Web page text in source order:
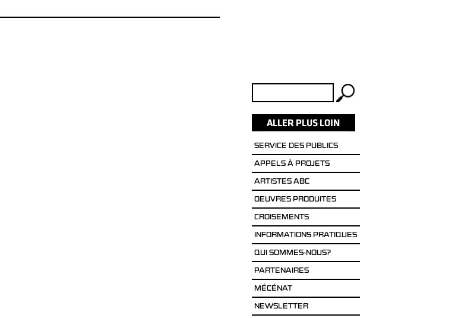
SERVICE DES PUBLICS
APPELS À PROJETS
ARTISTES ABC
OEUVRES PRODUITES
CROISEMENTS
INFORMATIONS PRATIQUES
QUI SOMMES-NOUS?
PARTENAIRES
MÉCÉNAT
NEWSLETTER